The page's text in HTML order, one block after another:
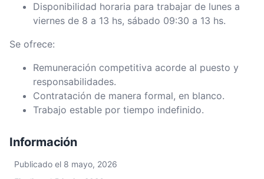
Disponibilidad horaria para trabajar de lunes a
viernes de 8 a 13 hs, sábado 09:30 a 13 hs.
Se ofrece:
Remuneración competitiva acorde al puesto y
responsabilidades.
Contratación de manera formal, en blanco.
Trabajo estable por tiempo indefinido.
Información
Publicado el 8 mayo, 2026